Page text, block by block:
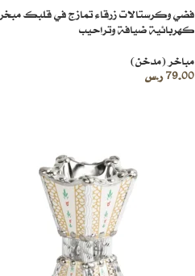
فضي وكرستالات زرقاء تمازج في قلبك
كهربائية ضيافة وتراحيب
مباخر (مدخن)
79.00ر.س